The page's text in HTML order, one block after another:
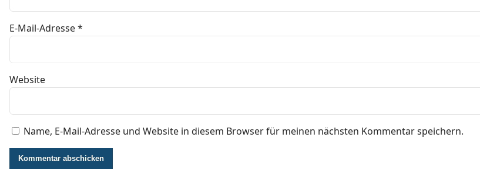
E-Mail-Adresse*
Website
Name, E-Mail-Adresse und Website in diesem Browser für meinen nächsten Kommentar speichern.